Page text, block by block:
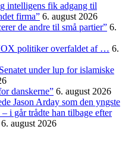
intelligens fik adgang til
firma” 6. august 2026
de andre til små partier” 6.
politiker overfaldet af … 6.
under lup for islamiske
danskerne” 6. august 2026
Jason Arday som den yngste
i går trådte han tilbage efter
6. august 2026